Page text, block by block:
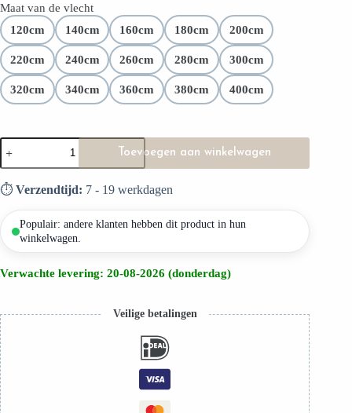
2 jaar garantie
Hoogste materiaalkwaliteit
Maat van de vlecht
120cm 140cm 160cm 180cm 200cm
220cm 240cm 260cm 280cm 300cm
320cm 340cm 360cm 380cm 400cm
Toevoegen aan winkelwagen
⏱️ Verzendtijd: 7 - 19 werkdagen
Populair: andere klanten hebben dit product in hun
winkelwagen.
Verwachte levering: 20-08-2026 (donderdag)
Veilige betalingen